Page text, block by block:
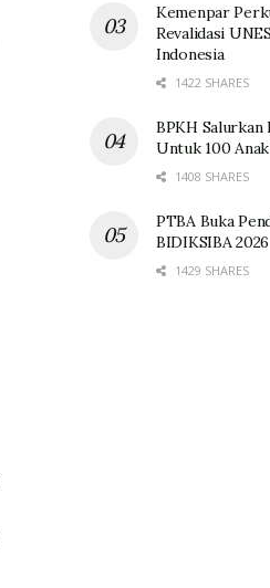
Kemenpar
Revalidasi
Indonesia
1422 SHARES
BPKH Salurkan
Untuk 100
1408 SHARES
PTBA Buka
BIDIKSIBA 2026
1429 SHARES